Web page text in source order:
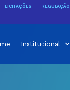
LICITAÇÕES
Institucional